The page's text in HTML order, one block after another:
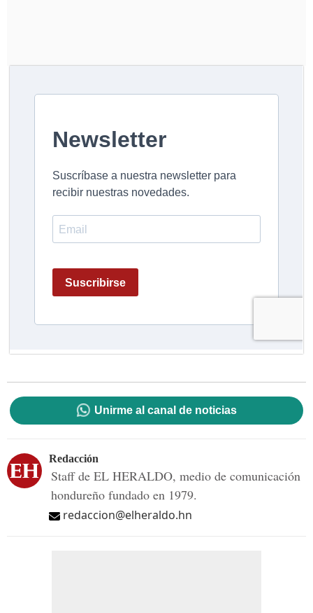
Unirme al canal de noticias
Redacción
Staff de EL HERALDO, medio de comunicación
hondureño fundado en 1979.
redaccion@elheraldo.hn